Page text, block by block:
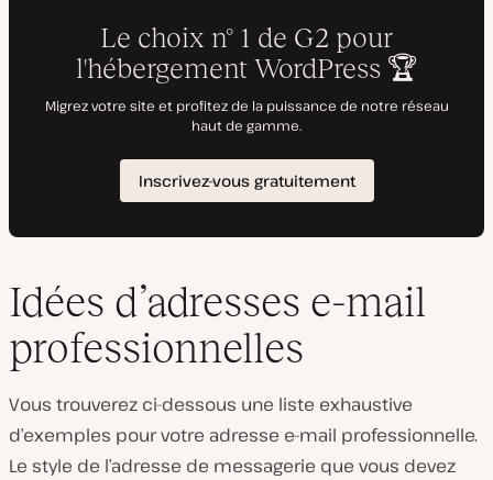
Idées d’adresses e-mail
professionnelles
Vous trouverez ci-dessous une liste exhaustive
d’exemples pour votre adresse e-mail professionnelle.
Le style de l’adresse de messagerie que vous devez